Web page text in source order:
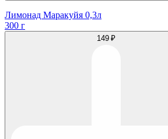
Лимонад Маракуйя 0,3л
300 г
149 ₽